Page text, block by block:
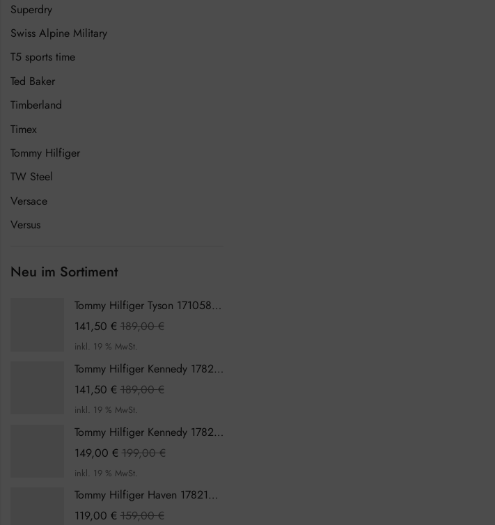
Superdry
Swiss Alpine Military
T5 sports time
Ted Baker
Timberland
Timex
Tommy Hilfiger
TW Steel
Versace
Versus
Neu im Sortiment
Tommy Hilfiger Tyson 1710589 Herrenuhr
141,50 € 189,00€
inkl. 19 % MwSt.
Tommy Hilfiger Kennedy 1782387 Damenuhr
141,50 € 189,00€
inkl. 19 % MwSt.
Tommy Hilfiger Kennedy 1782386 Damenuhr
149,00 € 199,00€
inkl. 19 % MwSt.
Tommy Hilfiger Haven 1782199 Damenuhr
119,00 € 159,00€